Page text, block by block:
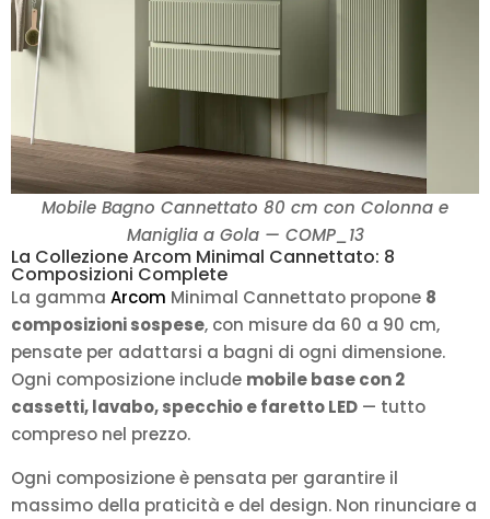
Mobile Bagno Cannettato 80 cm con Colonna e
Maniglia a Gola — COMP_13
La Collezione Arcom Minimal Cannettato: 8
Composizioni Complete
La gamma Arcom Minimal Cannettato propone 8
composizioni sospese, con misure da 60 a 90 cm,
pensate per adattarsi a bagni di ogni dimensione.
Ogni composizione include mobile base con 2
cassetti, lavabo, specchio e faretto LED — tutto
compreso nel prezzo.
Ogni composizione è pensata per garantire il
massimo della praticità e del design. Non rinunciare a